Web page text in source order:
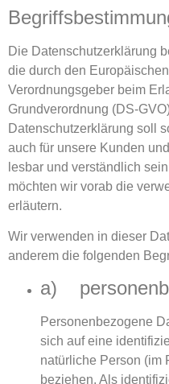
Die Datenschutzerklärung
die durch den
Verordnungsgeber beim
Grundverordnung (DS-
Datenschutzerklärung soll
auch für unsere Kunden
lesbar und verständlich
möchten wir vorab die
erläutern.
Wir verwenden in dieser
anderem die folgenden
a)
Personenbezogene
sich auf eine
natürliche Person (im
beziehen. Als